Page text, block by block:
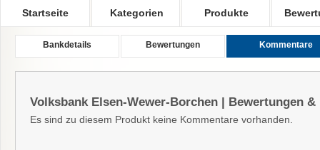
Startseite Kategorien Produkte
Bankdetails Bewertungen Kommentare
Volksbank Elsen-Wewer-Borchen | Bewertungen
Es sind zu diesem Produkt keine Kommentare vorhanden.